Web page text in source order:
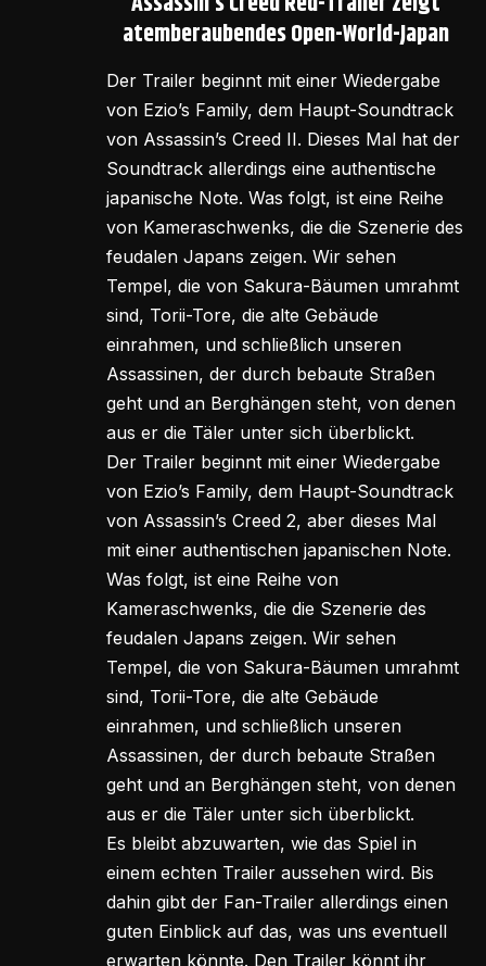
atemberaubendes Open-World-Japan
Der Trailer beginnt mit einer Wiedergabe
von Ezio’s Family, dem Haupt-Soundtrack
von Assassin’s Creed II. Dieses Mal hat der
Soundtrack allerdings eine authentische
japanische Note. Was folgt, ist eine Reihe
von Kameraschwenks, die die Szenerie des
feudalen Japans zeigen. Wir sehen
Tempel, die von Sakura-Bäumen umrahmt
sind, Torii-Tore, die alte Gebäude
einrahmen, und schließlich unseren
Assassinen, der durch bebaute Straßen
geht und an Berghängen steht, von denen
aus er die Täler unter sich überblickt.
Der Trailer beginnt mit einer Wiedergabe
von Ezio’s Family, dem Haupt-Soundtrack
von Assassin’s Creed 2, aber dieses Mal
mit einer authentischen japanischen Note.
Was folgt, ist eine Reihe von
Kameraschwenks, die die Szenerie des
feudalen Japans zeigen. Wir sehen
Tempel, die von Sakura-Bäumen umrahmt
sind, Torii-Tore, die alte Gebäude
einrahmen, und schließlich unseren
Assassinen, der durch bebaute Straßen
geht und an Berghängen steht, von denen
aus er die Täler unter sich überblickt.
Es bleibt abzuwarten, wie das Spiel in
einem echten Trailer aussehen wird. Bis
dahin gibt der Fan-Trailer allerdings einen
guten Einblick auf das, was uns eventuell
erwarten könnte. Den Trailer könnt ihr